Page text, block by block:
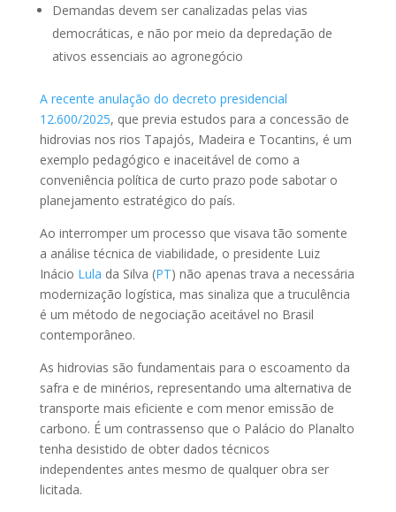
Demandas devem ser canalizadas pelas vias
democráticas, e não por meio da depredação de
ativos essenciais ao agronegócio
A recente anulação do decreto presidencial
12.600/2025, que previa estudos para a concessão de
hidrovias nos rios Tapajós, Madeira e Tocantins, é um
exemplo pedagógico e inaceitável de como a
conveniência política de curto prazo pode sabotar o
planejamento estratégico do país.
Ao interromper um processo que visava tão somente
a análise técnica de viabilidade, o presidente Luiz
Inácio Lula da Silva (PT) não apenas trava a necessária
modernização logística, mas sinaliza que a truculência
é um método de negociação aceitável no Brasil
contemporâneo.
As hidrovias são fundamentais para o escoamento da
safra e de minérios, representando uma alternativa de
transporte mais eficiente e com menor emissão de
carbono. É um contrassenso que o Palácio do Planalto
tenha desistido de obter dados técnicos
independentes antes mesmo de qualquer obra ser
licitada.